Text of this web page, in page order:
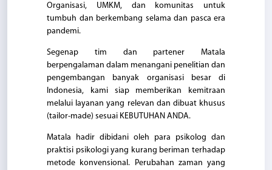
Hubungi
Organisasi, UMKM, dan komunitas untuk
tumbuh dan berkembang selama dan pasca era
pandemi.
Segenap tim dan partener Matala
berpengalaman dalam menangani penelitian dan
pengembangan banyak organisasi besar di
Indonesia, kami siap memberikan kemitraan
melalui layanan yang relevan dan dibuat khusus
(tailor-made) sesuai KEBUTUHAN ANDA.
Matala hadir dibidani oleh para psikolog dan
praktisi psikologi yang kurang beriman terhadap
metode konvensional. Perubahan zaman yang